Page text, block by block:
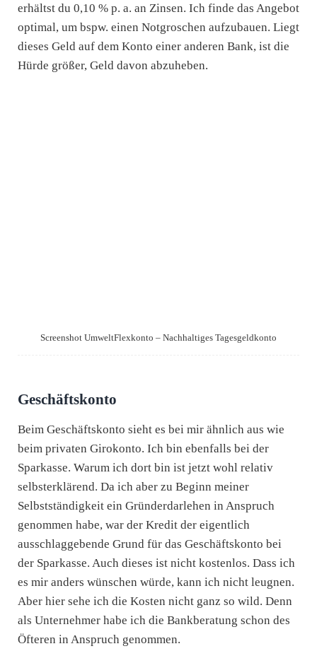
erhältst du 0,10 % p. a. an Zinsen. Ich finde das Angebot
optimal, um bspw. einen Notgroschen aufzubauen. Liegt
dieses Geld auf dem Konto einer anderen Bank, ist die
Hürde größer, Geld davon abzuheben.
Screenshot UmweltFlexkonto – Nachhaltiges Tagesgeldkonto
Geschäftskonto
Beim Geschäftskonto sieht es bei mir ähnlich aus wie
beim privaten Girokonto. Ich bin ebenfalls bei der
Sparkasse. Warum ich dort bin ist jetzt wohl relativ
selbsterklärend. Da ich aber zu Beginn meiner
Selbstständigkeit ein Gründerdarlehen in Anspruch
genommen habe, war der Kredit der eigentlich
ausschlaggebende Grund für das Geschäftskonto bei
der Sparkasse. Auch dieses ist nicht kostenlos. Dass ich
es mir anders wünschen würde, kann ich nicht leugnen.
Aber hier sehe ich die Kosten nicht ganz so wild. Denn
als Unternehmer habe ich die Bankberatung schon des
Öfteren in Anspruch genommen.